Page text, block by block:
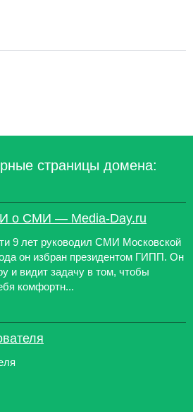
страницы домена:
о СМИ — Media-Day.ru
9 лет руководил СМИ Московской
он избран президентом ГИПП. Он
и видит задачу в том, чтобы
комфортн...